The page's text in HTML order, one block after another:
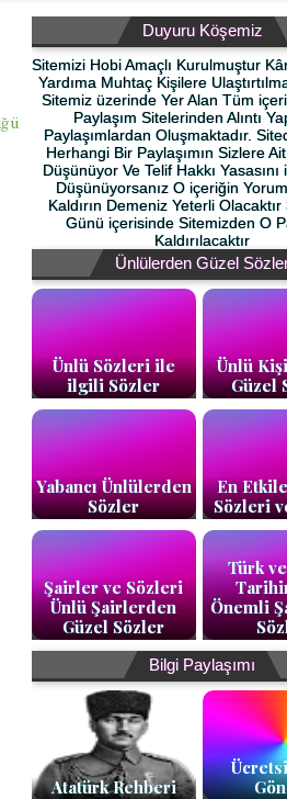
Duyuru Köşemiz
Sitemizi Hobi Amaçlı Kurulmuştur
Yardıma Muhtaç Kişilere
Sitemiz üzerinde Yer Alan Tüm
Paylaşım Sitelerinden Alıntı
Paylaşımlardan Oluşmaktadır.
Herhangi Bir Paylaşımın Sizlere
Düşünüyor Ve Telif Hakkı
Düşünüyorsanız O içeriğin Yorum
Kaldırın Demeniz Yeterli
Günü içerisinde Sitemizden O
Kaldırılacaktır
Ünlülerden Güzel
Ünlü Sözleri ile
ilgili Sözler
Ünlü
Güzel
Yabancı Ünlülerden
Sözler
En
Sözleri
Şairler ve Sözleri
Ünlü Şairlerden
Güzel Sözler
Türk
Önemli
Bilgi Paylaşımı
Atatürk Rehberi